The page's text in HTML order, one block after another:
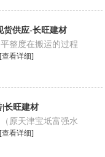
货供应-长旺建材
整度在搬运的过程
[查看详细]
|长旺建材
原天津宝坻富强水
[查看详细]